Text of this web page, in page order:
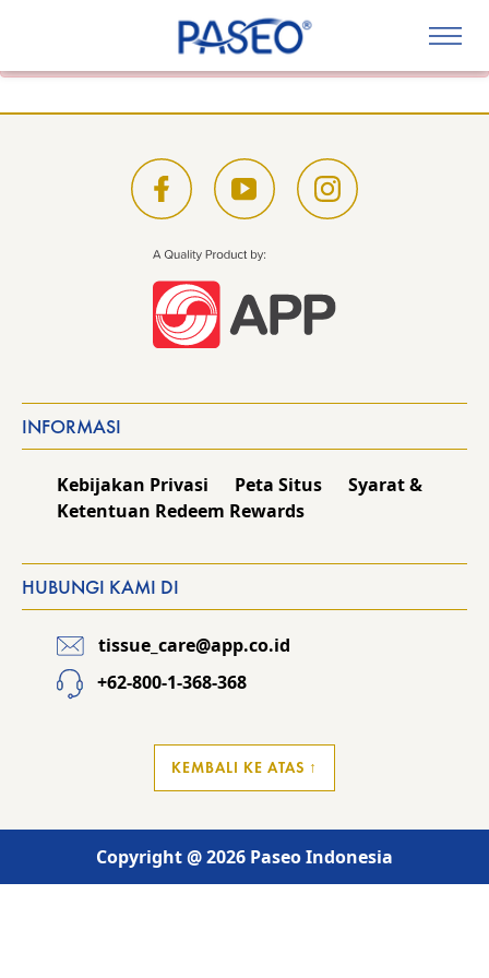
Daily Login暂时不可用。
INFORMASI
Kebijakan Privasi Peta Situs
Syarat &
Ketentuan Redeem Rewards
HUBUNGI KAMI DI
tissue_care@app.co.id
+62-800-1-368-368
KEMBALI KE ATAS ↑
Copyright @ 2026 Paseo Indonesia